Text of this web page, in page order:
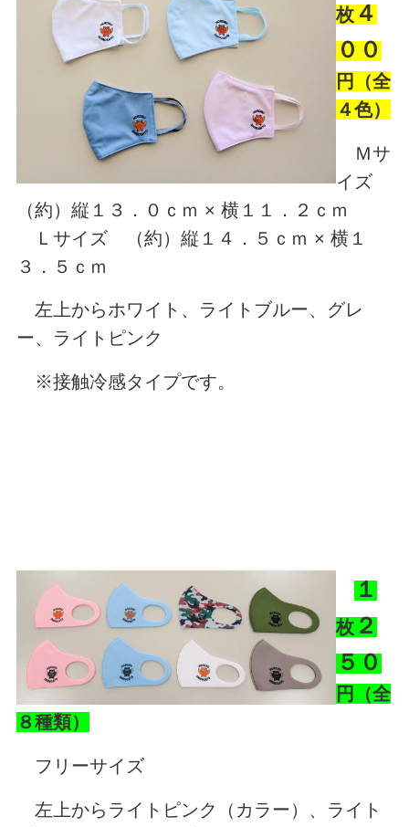
枚４
００
円（全
４色）
Ｍサ
イズ
（約）縦１３．０ｃｍ × 横１１．２ｃｍ
Ｌサイズ （約）縦１４．５ｃｍ × 横１
３．５ｃｍ
左上からホワイ ト、ライトブルー、グレ
ー、ライトピンク
※接触冷感タイプです。
１
枚２
５０
円（全
８種類）
フリーサイズ
左上からライトピンク（カラー）、ライト